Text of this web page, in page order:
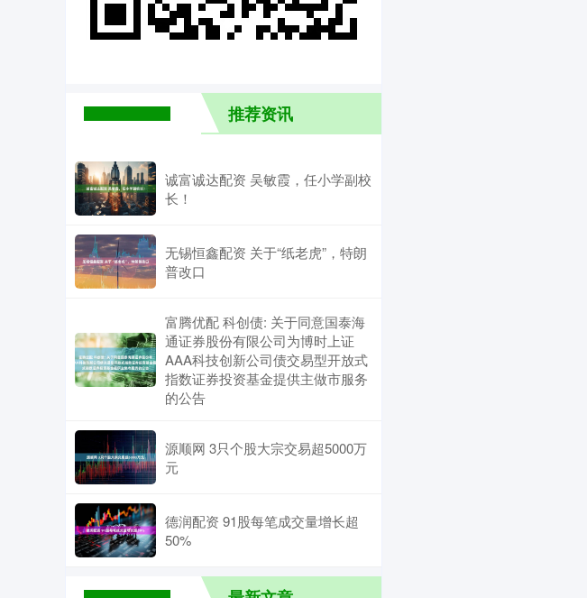
推荐资讯
诚富诚达配资 吴敏霞，任小学副校
长！
无锡恒鑫配资 关于“纸老虎”，特朗
普改口
富腾优配 科创债: 关于同意国泰海
通证券股份有限公司为博时上证
AAA科技创新公司债交易型开放式
指数证券投资基金提供主做市服务
的公告
源顺网 3只个股大宗交易超5000万
元
德润配资 91股每笔成交量增长超
50%